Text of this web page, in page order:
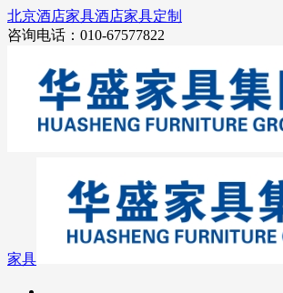
北京酒店家具酒店家具定制
咨询电话：010-67577822
家具